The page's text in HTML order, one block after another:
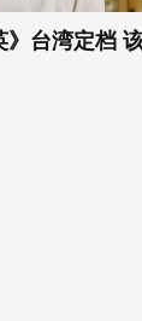
》台湾定档